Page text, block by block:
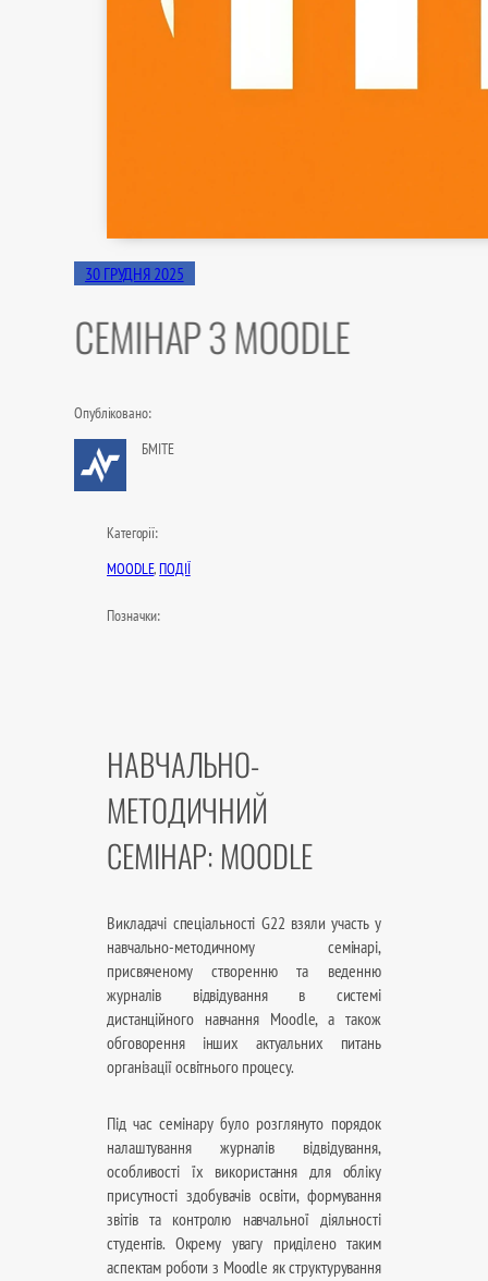
30 ГРУДНЯ 2025
СЕМІНАР З MOODLE
Опубліковано:
БМІТЕ
Категорії:
MOODLE, ПОДІЇ
Позначки:
НАВЧАЛЬНО-
МЕТОДИЧНИЙ
СЕМІНАР: MOODLE
Викладачі спеціальності G22 взяли участь у
навчально-методичному семінарі,
присвяченому створенню та веденню
журналів відвідування в системі
дистанційного навчання Moodle, а також
обговорення інших актуальних питань
організації освітнього процесу.
Під час семінару було розглянуто порядок
налаштування журналів відвідування,
особливості їх використання для обліку
присутності здобувачів освіти, формування
звітів та контролю навчальної діяльності
студентів. Окрему увагу приділено таким
аспектам роботи з Moodle як структурування